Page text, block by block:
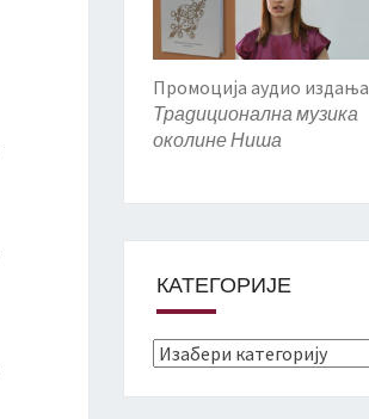
Промоција аудио издања
Традиционална музика
околине Ниша
КАТЕГОРИЈЕ
Категорије